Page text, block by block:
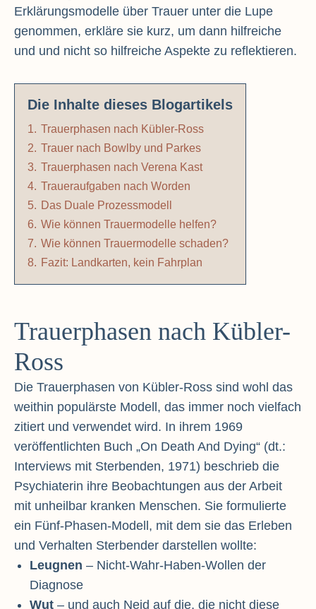
Erklärungsmodelle über Trauer unter die Lupe
genommen, erkläre sie kurz, um dann hilfreiche
und und nicht so hilfreiche Aspekte zu reflektieren.
Die Inhalte dieses Blogartikels
1. Trauerphasen nach Kübler-Ross
2. Trauer nach Bowlby und Parkes
3. Trauerphasen nach Verena Kast
4. Traueraufgaben nach Worden
5. Das Duale Prozessmodell
6. Wie können Trauermodelle helfen?
7. Wie können Trauermodelle schaden?
8. Fazit: Landkarten, kein Fahrplan
Trauerphasen nach Kübler-
Ross
Die Trauerphasen von Kübler-Ross sind wohl das
weithin populärste Modell, das immer noch vielfach
zitiert und verwendet wird. In ihrem 1969
veröffentlichten Buch „On Death And Dying“ (dt.:
Interviews mit Sterbenden, 1971) beschrieb die
Psychiaterin ihre Beobachtungen aus der Arbeit
mit unheilbar kranken Menschen. Sie formulierte
ein Fünf-Phasen-Modell, mit dem sie das Erleben
und Verhalten Sterbender darstellen wollte:
Leugnen – Nicht-Wahr-Haben-Wollen der
Diagnose
Wut– und auch Neid auf die, die nicht diese